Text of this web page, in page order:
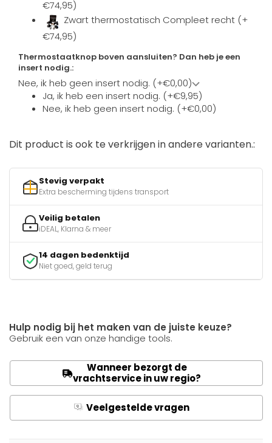
€74,95)
Zwart thermostatisch Compleet recht (+
€74,95)
Thermostaatknop boven aansluiten? Dan heb je een
insert nodig.:
Nee, ik heb geen insert nodig. (+€0,00)
Ja, ik heb een insert nodig. (+€9,95)
Nee, ik heb geen insert nodig. (+€0,00)
Dit product is ook te verkrijgen in andere varianten.:
Stevig verpakt
Extra bescherming tijdens transport
Veilig betalen
iDEAL, Klarna & meer
14 dagen bedenktijd
Niet goed, geld terug
Hulp nodig bij het maken van de juiste keuze?
Gebruik een van onze handige tools.
Wanneer bezorgt de
vrachtservice in uw regio?
Q Veelgestelde vragen